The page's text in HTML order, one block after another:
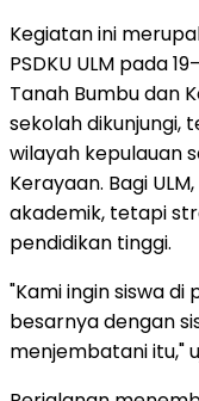
Kegiatan ini
PSDKU ULM pada
Tanah Bumbu dan
sekolah dikunjungi,
wilayah kepulauan
Kerayaan. Bagi
akademik, tetapi
pendidikan tinggi.
"Kami ingin siswa
besarnya dengan
menjembatani itu,"